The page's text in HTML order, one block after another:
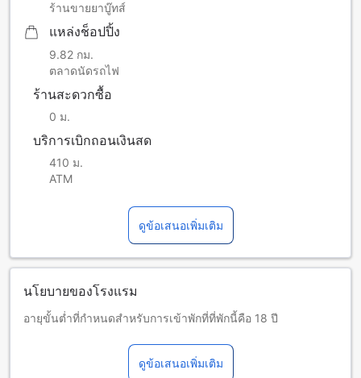
ร้านขายยาบู๊ทส์
แหล่งช็อปปิ้ง
9.82 กม.
ตลาดนัดรถไฟ
ร้านสะดวกซื้อ
0 ม.
บริการเบิกถอนเงินสด
410 ม.
ATM
ดูข้อเสนอเพิ่มเติม
นโยบายของโรงแรม
อายุขั้นต่ำที่กำหนดสำหรับการเข้าพักที่ที่พักนี้คือ 18 ปี
เด็กทารกอายุ 0-5 ปี (รวมอายุ 5 ปี)
พักฟรี หากใช้เตียงที่มีอยู่ หมายเหตุ: หากต้องการใช้เตียงเด็ก อาจ
ดูข้อเสนอเพิ่มเติม